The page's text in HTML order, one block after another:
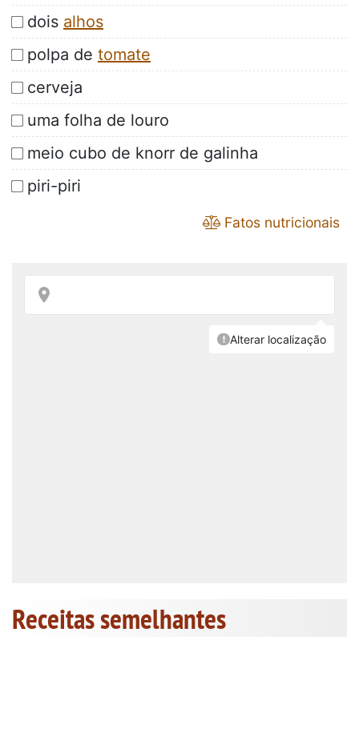
dois alhos
polpa de tomate
cerveja
uma folha de louro
meio cubo de knorr de galinha
piri-piri
Fatos nutricionais
Receitas semelhantes